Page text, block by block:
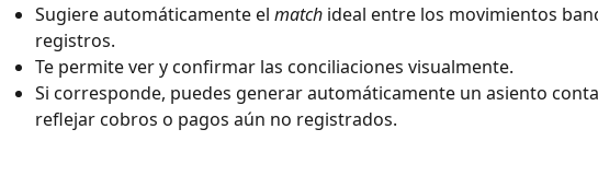
Sugiere automáticamente el match ideal entre los movimientos
registros.
Te permite ver y confirmar las conciliaciones visualmente.
Si corresponde, puedes generar automáticamente un asiento
reflejar cobros o pagos aún no registrados.